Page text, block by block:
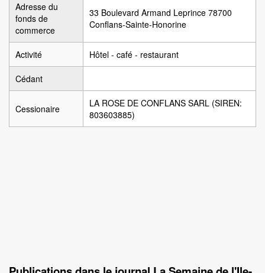
Adresse du
fonds de
commerce
33 Boulevard Armand Leprince 78700
Conflans-Sainte-Honorine
Activité Hôtel - café - restaurant
Cédant
Cessionaire
LA ROSE DE CONFLANS SARL (SIREN:
803603885)